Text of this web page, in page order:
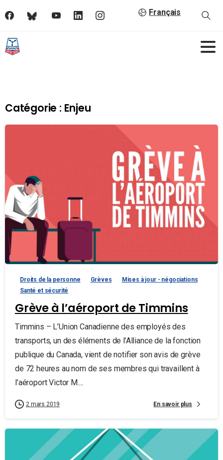
Français
Catégorie : Enjeu
Droits de la personne Grèves
Mises à jour - négociations
Santé et sécurité
Grève à l’aéroport de Timmins
Timmins – L’Union Canadienne des employés des
transports, un des éléments de l’Alliance de la fonction
publique du Canada, vient de notifier son avis de grève
de 72 heures au nom de ses membres qui travaillent à
l’aéroport Victor M....
2 mars 2019 En savoir plus